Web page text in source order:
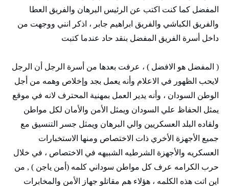
المفضل كما كنت اكتب عن الرئيس البرهان والفريق العطا
والفريق الكباشي والفريق ابراهيم جابر ، اذكر انني ووجهت من
داخل أسرة الفريق المفضل بنقد حاد عندما كتبت
( المفضل هو الافضل ) ، عرفت بعدها من أسرة الرجل أن الرجل
لايحب الظهور في الاعلام وأنه يعمل بجد وإخلاص وهمه من أجل
الوطن السودان ، وأنه يدير العمل بمهنية المحترف لانه في موقع
يمثل الحفاظ علي السودان ويمثل الأمن والأمان لكل مواطن
ولقاده البلد العسكريين والي البرهان ويمثل جسر التنسيق مع
جميع الأجهزة الأخري ذات الاختصاص ومنها الاستخبارات
العسكريه والأجهزة الشرطيه الشبيهه في الاختصاص ، في خلال
حرب الكرامه عرف كل مواطن سوداني كلمه (أمن ياجن ) , من
اين اتت هذه الكلمه ، هؤلاء هم مقاتلو جهاز الأمن والمخابرات